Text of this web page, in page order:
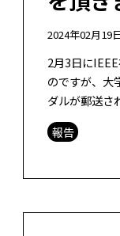
2024年02月19
2月3日に
のですが、大
ダルが郵送さ
す東京工業大
でした西原先
報告